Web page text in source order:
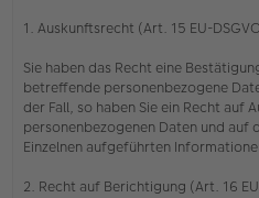
1. Auskunftsrecht (Art. 15 EU-
Sie haben das Recht eine
betreffende personenbezogene
der Fall, so haben Sie ein Recht auf
personenbezogenen Daten und auf
Einzelnen aufgeführten
2. Recht auf Berichtigung (Art. 16